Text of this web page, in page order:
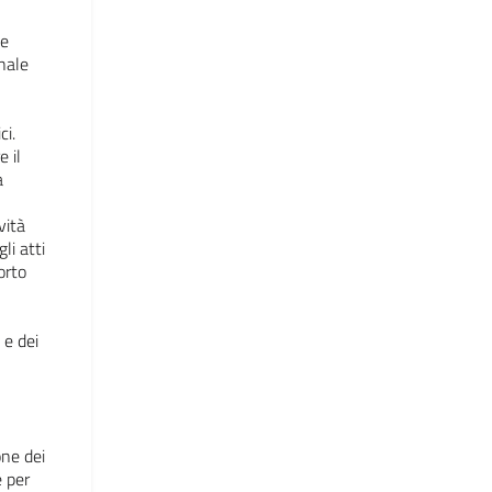
il
atti
dei
dei
per